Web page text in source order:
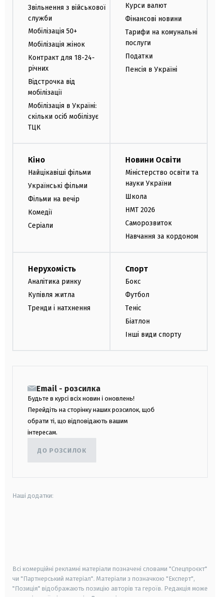
Звільнення з військової
служби
Мобілізація 50+
Мобілізація жінок
Контракт для 18-24-
річних
Відстрочка від
мобілізації
Мобілізація в Україні:
скільки осіб мобілізує
ТЦК
Курси валют
Фінансові новини
Тарифи на комунальні
послуги
Податки
Пенсія в Україні
Кіно
Найцікавіші фільми
Українські фільми
Фільми на вечір
Комедії
Серіали
Новини Освіти
Міністерство освіти та
науки України
Школа
НМТ 2026
Саморозвиток
Навчання за кордоном
Нерухомість
Аналітика ринку
Купівля житла
Тренди і натхнення
Спорт
Бокс
Футбол
Теніс
Біатлон
Інші види спорту
Email - розсилка
Будьте в курсі всіх новин і оновлень!
Перейдіть на сторінку наших розсилок, щоб
обрати ті, що відповідають вашим
інтересам.
ДО РОЗСИЛОК
Наші додатки:
Всі комерційні рекламні матеріали позначені словами "Спецпроєкт"
чи "Партнерський матеріал". Матеріали з позначкою "Експерт",
"Позиція" відображають позицію авторів та героїв. Редакція може